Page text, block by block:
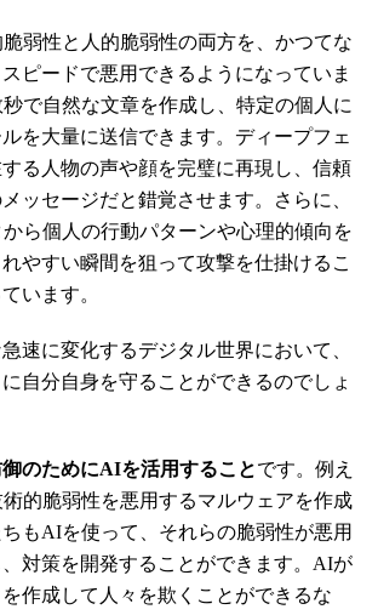
弱性と人的脆弱性の両方を、かつてな
ピードで悪用できるようになっていま
で自然な文章を作成し、特定の個人に
を大量に送信できます。ディープフェ
る人物の声や顔を完璧に再現し、信頼
ッセージだと錯覚させます。さらに、
ら個人の行動パターンや心理的傾向を
やすい瞬間を狙って攻撃を仕掛けるこ
います。
速に変化するデジタル世界において、
自分自身を守ることができるのでしょ
御のためにAIを活用することです。例え
的脆弱性を悪用するマルウェアを作成
もAIを使って、それらの脆弱性が悪用
対策を開発することができます。AIが
作成して人々を欺くことができるな